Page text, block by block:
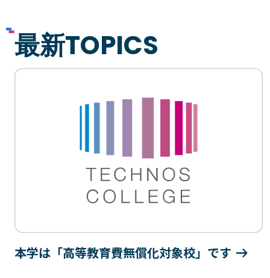
外国人留学生入学のご案内
NEWS&TOPICS
プライバシーポリシー
Copyright © Technos College. All Rights Reserved.
最新TOPICS
本学は「高等教育費無償化対象校」です